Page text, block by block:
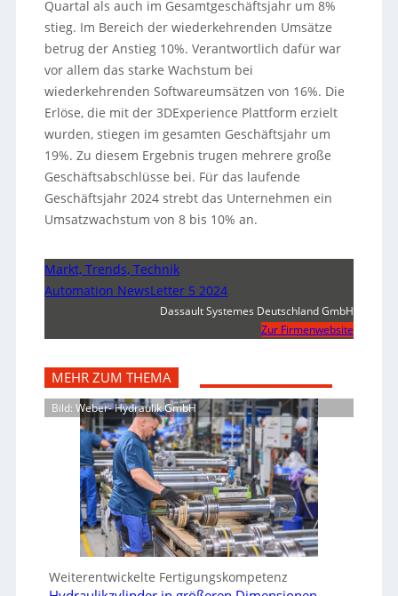
Quartal als auch im Gesamtgeschäftsjahr um 8%
stieg. Im Bereich der wiederkehrenden Umsätze
betrug der Anstieg 10%. Verantwortlich dafür war
vor allem das starke Wachstum bei
wiederkehrenden Softwareumsätzen von 16%. Die
Erlöse, die mit der 3DExperience Plattform erzielt
wurden, stiegen im gesamten Geschäftsjahr um
19%. Zu diesem Ergebnis trugen mehrere große
Geschäftsabschlüsse bei. Für das laufende
Geschäftsjahr 2024 strebt das Unternehmen ein
Umsatzwachstum von 8 bis 10% an.
Markt, Trends, Technik
Automation NewsLetter 5 2024
Dassault Systemes Deutschland GmbH
Zur Firmenwebsite
MEHR ZUM THEMA
Bild: Weber- Hydraulik GmbH
Weiterentwickelte Fertigungskompetenz